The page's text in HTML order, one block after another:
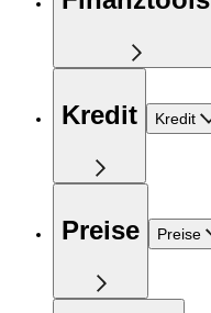
Kredit Kredit
Preise Preise